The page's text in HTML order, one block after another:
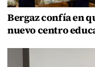
Bergaz confía en
nuevo centro